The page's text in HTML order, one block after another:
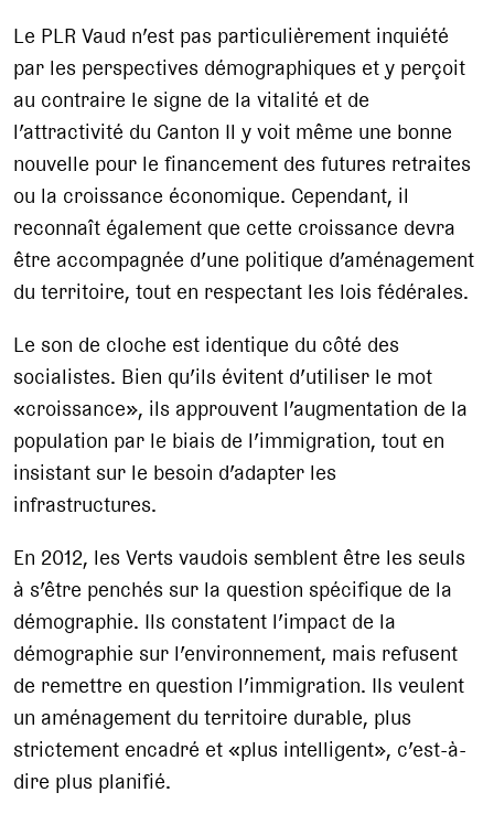
Le PLR Vaud n’est pas particulièrement inquiété
par les perspectives démographiques et y perçoit
au contraire le signe de la vitalité et de
l’attractivité du Canton Il y voit même une bonne
nouvelle pour le financement des futures retraites
ou la croissance économique. Cependant, il
reconnaît également que cette croissance devra
être accompagnée d’une politique d’aménagement
du territoire, tout en respectant les lois fédérales.
Le son de cloche est identique du côté des
socialistes. Bien qu’ils évitent d’utiliser le mot
«croissance», ils approuvent l’augmentation de la
population par le biais de l’immigration, tout en
insistant sur le besoin d’adapter les
infrastructures.
En 2012, les Verts vaudois semblent être les seuls
à s’être penchés sur la question spécifique de la
démographie. Ils constatent l’impact de la
démographie sur l’environnement, mais refusent
de remettre en question l’immigration. Ils veulent
un aménagement du territoire durable, plus
strictement encadré et «plus intelligent», c’est-à-
dire plus planifié.